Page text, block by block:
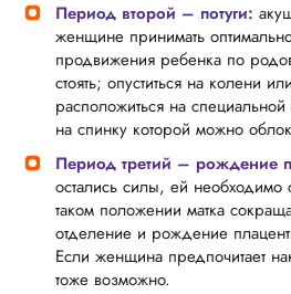
Период второй – потуги:
женщине принимать
продвижения ребенка по
стоять; опуститься на колени
расположиться на
на спинку которой можно
Период третий – рождение
остались силы, ей необходимо
таком положении матка
отделение и рождение
Если женщина предпочитает
тоже возможно.